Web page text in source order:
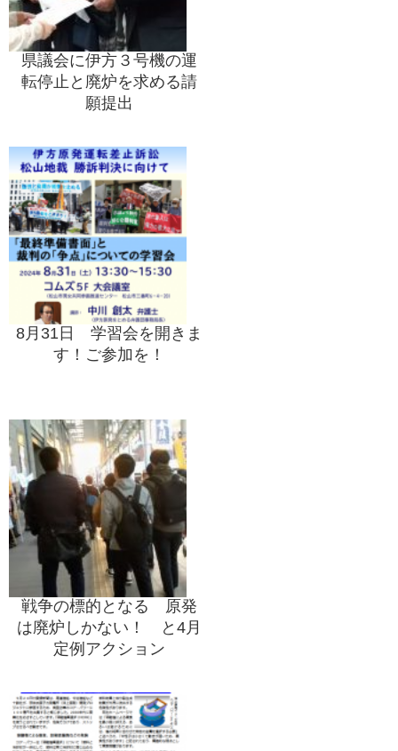
県議会に伊方３号機の運
転停止と廃炉を求める請
願提出
8月31日 学習会を開きま
す！ご参加を！
戦争の標的となる 原発
は廃炉しかない！ と4月
定例アクション